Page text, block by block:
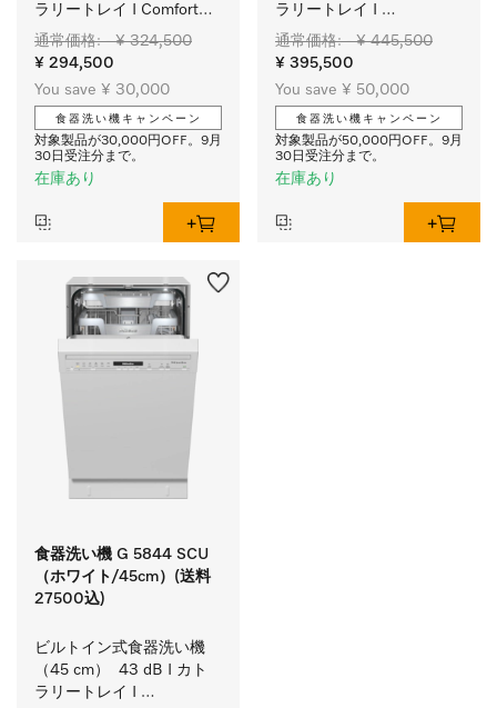
ラリートレイ I Comfortバ
スケット I
QuickPowerWash I スター
通常価格: - ¥ 324,500
¥ 294,500
You save ¥ 30,000
食器洗い機キャンペーン
対象製品が30,000円OFF。9月
30日受注分まで。
在庫あり
ラリートレイ I
ExtraComfortバスケット I
QuickPowerWash I
通常価格: - ¥ 445,500
¥ 395,500
You save ¥ 50,000
食器洗い機キャンペーン
対象製品が50,000円OFF。9月
30日受注分まで。
在庫あり
食器洗い機 G 5844 SCU
（ホワイト/45cm）(送料
27500込)
ビルトイン式食器洗い機
（45 cm）  43 dB I カト
ラリートレイ I